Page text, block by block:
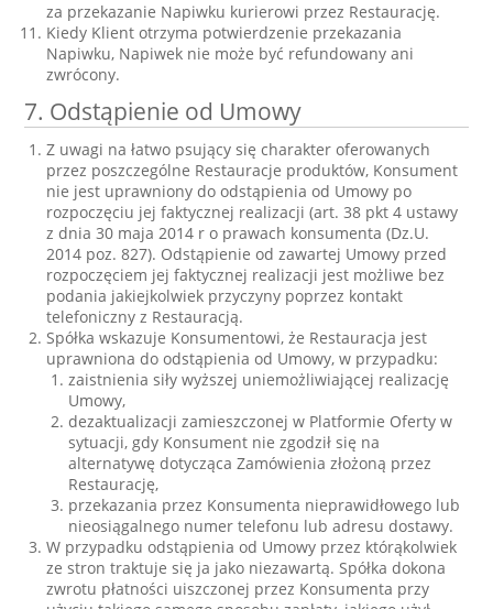
za przekazanie Napiwku kurierowi przez Restaurację.
Kiedy Klient otrzyma potwierdzenie przekazania
Napiwku, Napiwek nie może być refundowany ani
zwrócony.
7. Odstąpienie od Umowy
Z uwagi na łatwo psujący się charakter oferowanych
przez poszczególne Restauracje produktów, Konsument
nie jest uprawniony do odstąpienia od Umowy po
rozpoczęciu jej faktycznej realizacji (art. 38 pkt 4 ustawy
z dnia 30 maja 2014 r o prawach konsumenta (Dz.U.
2014 poz. 827). Odstąpienie od zawartej Umowy przed
rozpoczęciem jej faktycznej realizacji jest możliwe bez
podania jakiejkolwiek przyczyny poprzez kontakt
telefoniczny z Restauracją.
Spółka wskazuje Konsumentowi, że Restauracja jest
uprawniona do odstąpienia od Umowy, w przypadku:
zaistnienia siły wyższej uniemożliwiającej realizację
Umowy,
dezaktualizacji zamieszczonej w Platformie Oferty w
sytuacji, gdy Konsument nie zgodził się na
alternatywę dotycząca Zamówienia złożoną przez
Restaurację,
przekazania przez Konsumenta nieprawidłowego lub
nieosiągalnego numer telefonu lub adresu dostawy.
W przypadku odstąpienia od Umowy przez którąkolwiek
ze stron traktuje się ja jako niezawartą. Spółka dokona
zwrotu płatności uiszczonej przez Konsumenta przy